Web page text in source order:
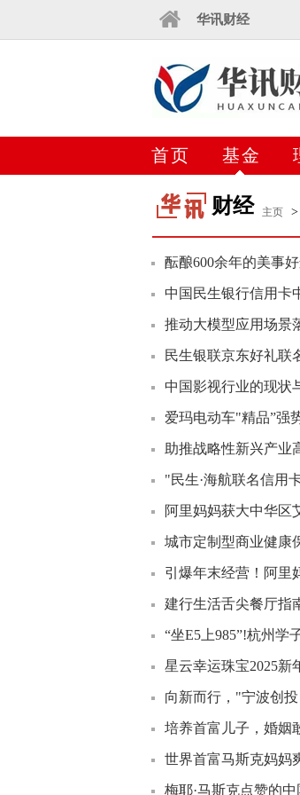
华讯财经
首页 基金
财经 主页 >
酝酿600余年的美事
中国民生银行信用卡
推动大模型应用场景
民生银联京东好礼联
中国影视行业的现状
爱玛电动车"精品”强
助推战略性新兴产业
"民生·海航联名信用
阿里妈妈获大中华区
城市定制型商业健康
引爆年末经营！阿里
建行生活舌尖餐厅指
“坐E5上985”!杭州学
星云幸运珠宝2025新
向新而行，"宁波创
培养首富儿子，婚姻
世界首富马斯克妈妈
梅耶·马斯克点赞的